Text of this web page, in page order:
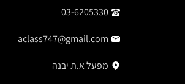
03-6205330
aclass747@gmail.com
מפעל א.ת יבנה